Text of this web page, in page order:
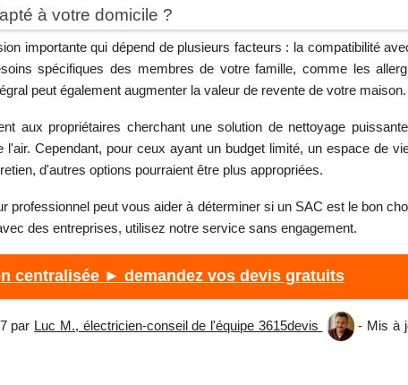
à votre domicile ?
importante qui dépend de plusieurs facteurs : la compatibilité
spécifiques des membres de votre famille, comme les
peut également augmenter la valeur de revente de votre maison.
aux propriétaires cherchant une solution de nettoyage
l'air. Cependant, pour ceux ayant un budget limité, un espace de
d'autres options pourraient être plus appropriées.
professionnel peut vous aider à déterminer si un SAC est le bon
des entreprises, utilisez notre service sans engagement.
centralisée ► demandez vos devis gratuits
par Luc M., électricien-conseil de l'équipe 3615devis
- Mis à